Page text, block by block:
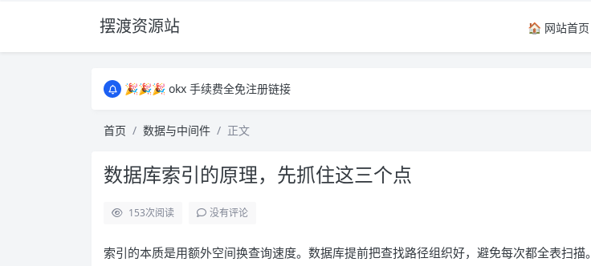
摆渡资源站 🏠 网站首页
🎉🎉🎉 okx 手续费全免注册链接
所有资源均为免费网盘资源，资源失效请备注留言，感谢！
🎉🎉🎉 okx 手续费全免注册链接
首页 数据与中间件 正文
数据库索引的原理，先抓住这三个点
153次阅读 没有评论
索引的本质是用额外空间换查询速度。数据库提前把查找路径组织好，避免每次都全表扫描。